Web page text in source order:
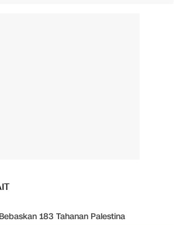
183 Tahanan Palestina